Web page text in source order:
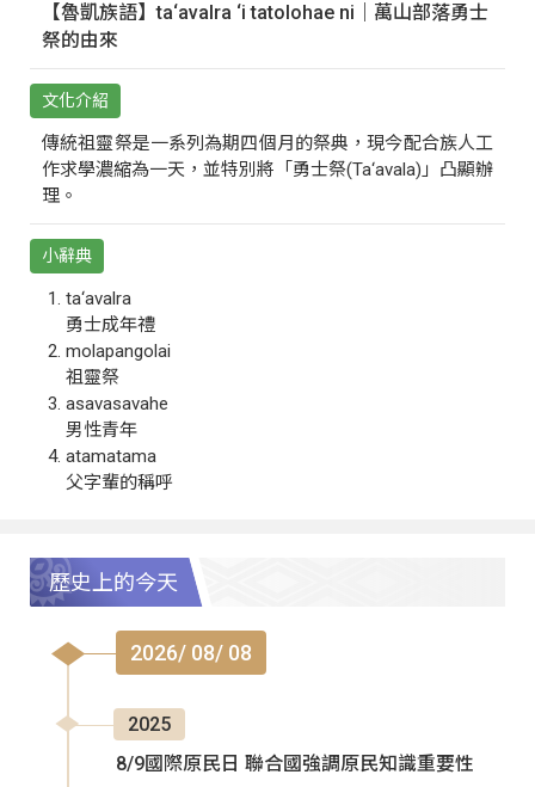
【魯凱族語】ta‘avalra ‘i tatolohae ni｜萬山部落勇士
祭的由來
文化介紹
傳統祖靈祭是一系列為期四個月的祭典，現今配合族人工
作求學濃縮為一天，並特別將「勇士祭(Ta‘avala)」凸顯辦
理。
小辭典
ta‘avalra
勇士成年禮
molapangolai
祖靈祭
asavasavahe
男性青年
atamatama
父字輩的稱呼
歷史上的今天
2026/ 08/ 08
2025
8/9國際原民日 聯合國強調原民知識重要性